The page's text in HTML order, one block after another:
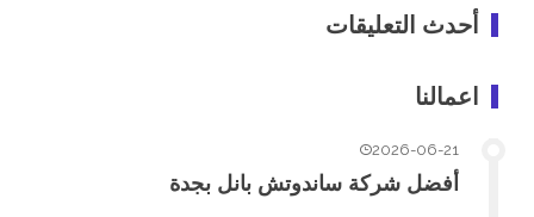
أحدث التعليقات
اعمالنا
2026-06-21
أفضل شركة ساندوتش بانل بجدة